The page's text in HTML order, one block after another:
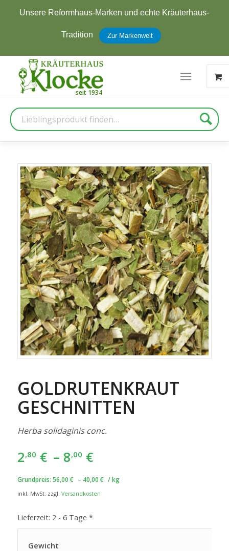
Reformhaus-Marken und echte Kräuterhaus-
Zur Markenwelt
Suche
GOLDRUTENKRAUT
GESCHNITTEN
Herba solidaginis conc.
2,80 € – 8,00 €
Grundpreis: 56,00 € – 40,00 € /kg
inkl. MwSt. zzgl. Versandkosten
Lieferzeit: 2 - 6 Tage *
Gewicht